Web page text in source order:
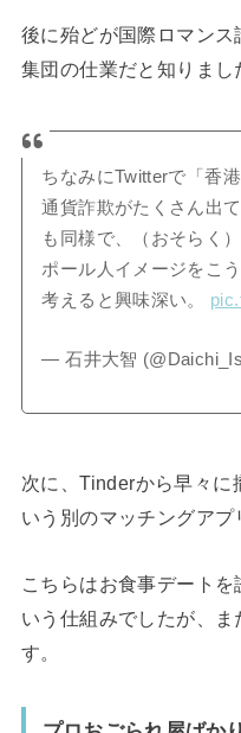
後に殆どが国際ロマンス
集団の仕業だと知りま
ちなみにTwitterで「香
通貨詐欺がたくさん出
も同様で、（おそらく
ポール人イメージをこ
考えると興味深い。
— 石井大智
次に、Tinderから早々に
いう別のマッチングアプ
こちらはお食事デート
いう仕組みでしたが、
す。